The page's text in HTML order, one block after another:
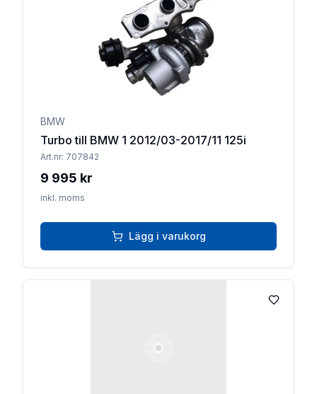
BMW
Turbo till BMW 1 2012/03-2017/11 125i
Art.nr: 707842
9 995 kr
inkl. moms
Lägg i varukorg
Lägg till